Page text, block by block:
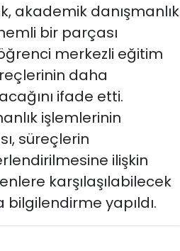
akademik danışmanlık
bir parçası
merkezli eğitim
daha
ifade etti.
işlemlerinin
süreçlerin
ilişkin
karşılaşılabilecek
yapıldı.